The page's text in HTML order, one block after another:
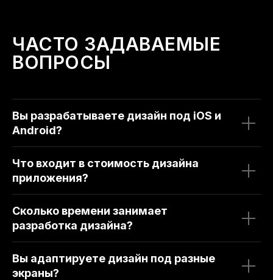
ЧАСТО ЗАДАВАЕМЫЕ
ВОПРОСЫ
Вы разрабатываете дизайн под iOS и
Android?
Что входит в стоимость дизайна
приложения?
Сколько времени занимает
разработка дизайна?
Вы адаптируете дизайн под разные
экраны?